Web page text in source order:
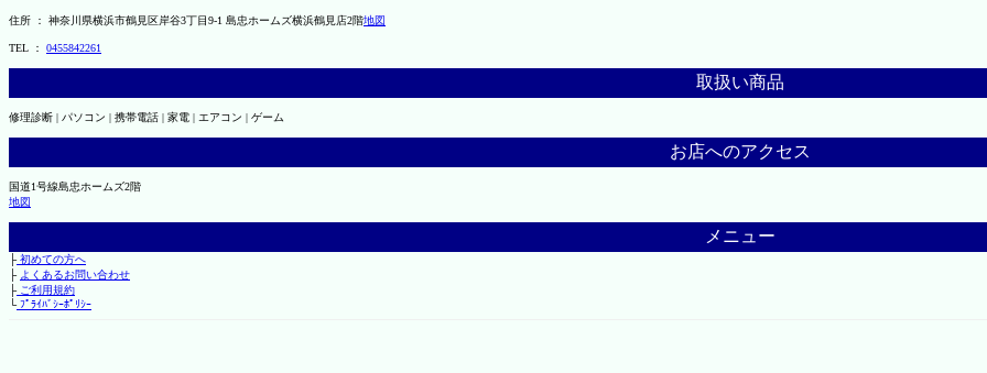
住所 ： 神奈川県横浜市鶴見区岸谷3丁目9-1 島忠ホームズ横浜鶴見店2階地図
TEL ： 0455842261
取扱い商品
修理診断 | パソコン | 携帯電話 | 家電 | エアコン | ゲーム
お店へのアクセス
国道1号線島忠ホームズ2階
地図
メニュー
├初めての方へ
├ よくあるお問い合わせ
├ご利用規約
└ﾌﾟﾗｲﾊﾞｼｰﾎﾟﾘｼｰ